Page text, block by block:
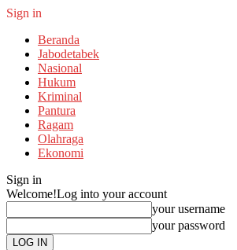
Sign in
Beranda
Jabodetabek
Nasional
Hukum
Kriminal
Pantura
Ragam
Olahraga
Ekonomi
Sign in
Welcome!Log into your account
your username
your password